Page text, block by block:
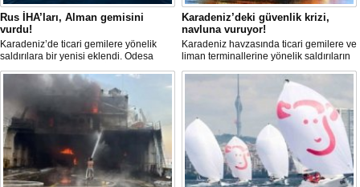
Rus İHA’ları, Alman gemisini
vurdu!
Karadeniz’de ticari gemilere yönelik
saldırılara bir yenisi eklendi. Odesa
açıklarında birden fazla İHA’nın hedef
aldığı Alman işletmesindeki Emil
gemisinde yangın çıktı; teknik sistemler
durunca mürettebat tahliye edildi.
Karadeniz’deki güvenlik krizi,
navluna vuruyor!
Karadeniz havzasında ticari gemilere ve
liman terminallerine yönelik saldırıların
artması küresel emtia taşımacılığını
sekteye uğrattı. Risk artışıyla birlikte
ortalama petrol tankeri maliyetleri 300
bin doları aşarken, savaş sigortası
primleri iki katına çıkarak navlun
fiyatlarında yüzde 50’yi geçen
yükselişleri beraberinde getirdi.